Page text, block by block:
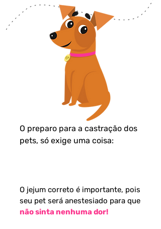
O preparo para a castração dos
pets, só exige uma coisa:
O jejum correto é importante, pois
seu pet será anestesiado para que
não sinta nenhuma dor!